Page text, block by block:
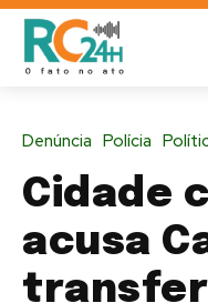
Denúncia Polícia
Cidade
acusa